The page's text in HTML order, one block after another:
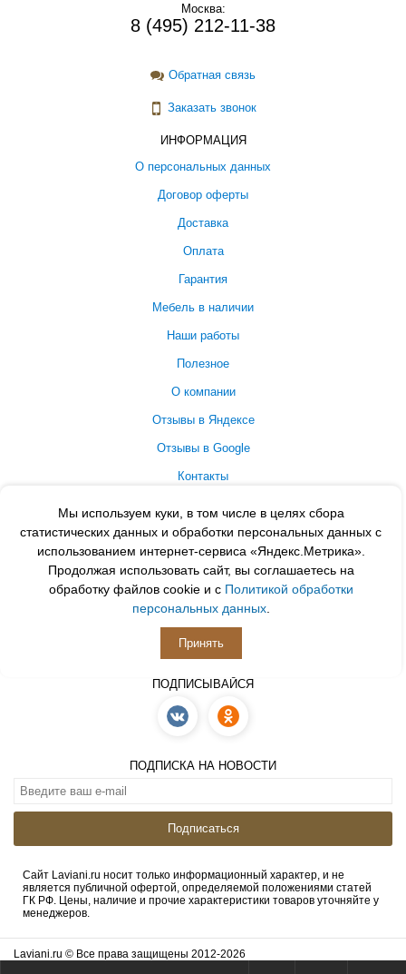
Мы используем куки, в том числе в целях сбора
статистических данных и обработки персональных данных с
использованием интернет-сервиса «Яндекс.Метрика».
Продолжая использовать сайт, вы соглашаетесь на
обработку файлов cookie и с Политикой обработки
персональных данных.
Принять
Москва:
8 (495) 212-11-38
Обратная связь
Заказать звонок
ИНФОРМАЦИЯ
О персональных данных
Договор оферты
Доставка
Оплата
Гарантия
Мебель в наличии
Наши работы
Полезное
О компании
Отзывы в Яндексе
Отзывы в Google
Контакты
Принимаем к оплате
ПОДПИСЫВАЙСЯ
ПОДПИСКА НА НОВОСТИ
Подписаться
Сайт Laviani.ru носит только информационный характер, и не
является публичной офертой, определяемой положениями статей
ГК РФ. Цены, наличие и прочие характеристики товаров уточняйте у
менеджеров.
Laviani.ru © Все права защищены 2012-2026